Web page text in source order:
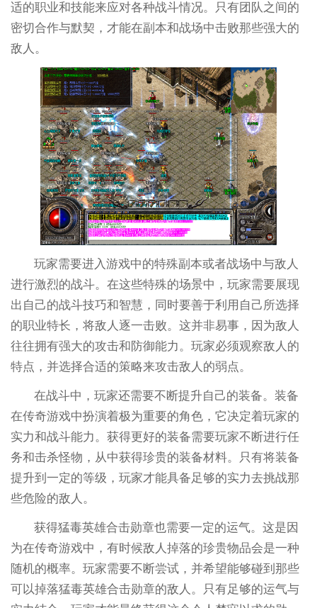
适的职业和技能来应对各种战斗情况。只有团队之间的
密切合作与默契，才能在副本和战场中击败那些强大的
敌人。
玩家需要进入游戏中的特殊副本或者战场中与敌人
进行激烈的战斗。在这些特殊的场景中，玩家需要展现
出自己的战斗技巧和智慧，同时要善于利用自己所选择
的职业特长，将敌人逐一击败。这并非易事，因为敌人
往往拥有强大的攻击和防御能力。玩家必须观察敌人的
特点，并选择合适的策略来攻击敌人的弱点。
在战斗中，玩家还需要不断提升自己的装备。装备
在传奇游戏中扮演着极为重要的角色，它决定着玩家的
实力和战斗能力。获得更好的装备需要玩家不断进行任
务和击杀怪物，从中获得珍贵的装备材料。只有将装备
提升到一定的等级，玩家才能具备足够的实力去挑战那
些危险的敌人。
获得猛毒英雄合击勋章也需要一定的运气。这是因
为在传奇游戏中，有时候敌人掉落的珍贵物品会是一种
随机的概率。玩家需要不断尝试，并希望能够碰到那些
可以掉落猛毒英雄合击勋章的敌人。只有足够的运气与